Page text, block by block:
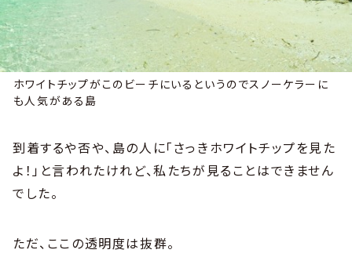
ホワイトチップがこのビーチにいるというのでスノーケラーに
も人気がある島
到着するや否や、島の人に「さっきホワイトチップを見た
よ！」と言われたけれど、私たちが見ることはできません
でした。
ただ、ここの透明度は抜群。